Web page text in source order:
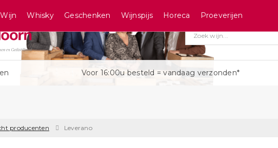
Voor 16:00u besteld = vandaag verzonden*
Wijn Whisky Geschenken Wijnspijs Horeca Proeverijen
producenten Leverano